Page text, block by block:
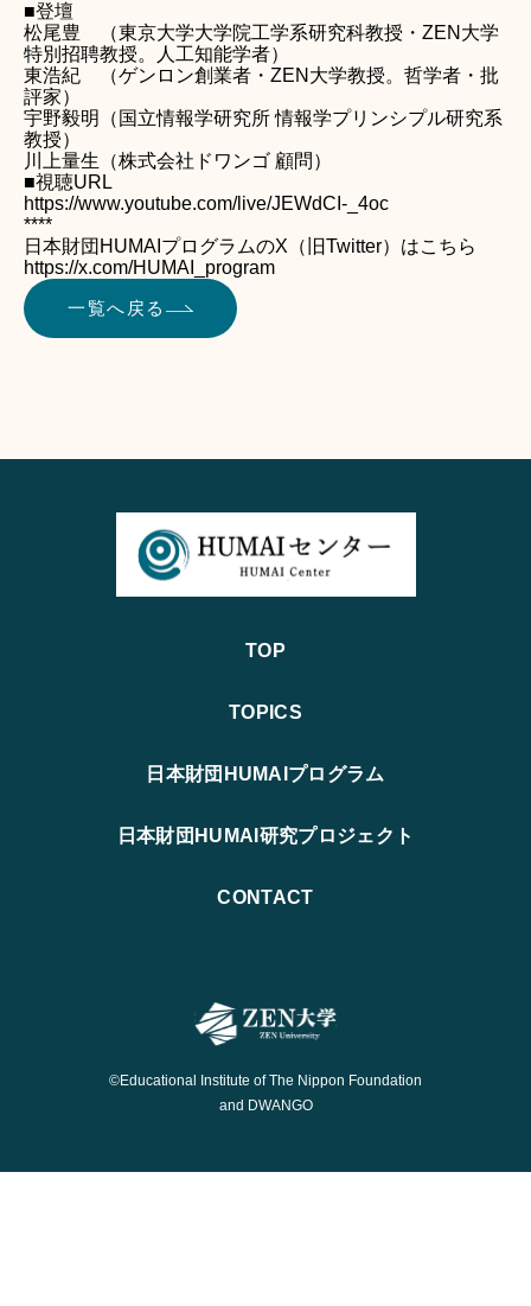
■登壇
松尾豊 （東京大学大学院工学系研究科教授・ZEN大学
特別招聘教授。人工知能学者）
東浩紀 （ゲンロン創業者・ZEN大学教授。哲学者・批
評家）
宇野毅明（国立情報学研究所 情報学プリンシプル研究系
教授）
川上量生（株式会社ドワンゴ 顧問）
■視聴URL
https://www.youtube.com/live/JEWdCI-_4oc
****
日本財団HUMAIプログラムのX（旧Twitter）はこちら
https://x.com/HUMAI_program
一覧へ戻る
©Educational Institute of The Nippon Foundation
and DWANGO
TOP
TOPICS
日本財団HUMAIプログラム
日本財団HUMAI研究プロジェクト
CONTACT